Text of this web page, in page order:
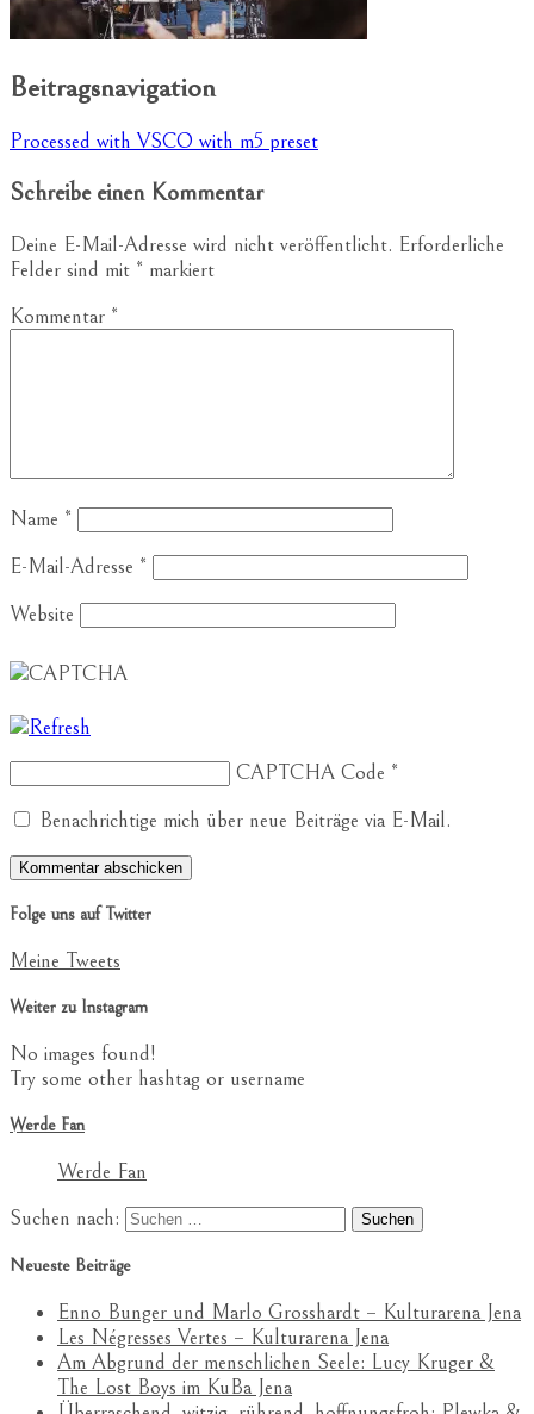
Beitragsnavigation
Processed with VSCO with m5 preset
Schreibe einen Kommentar
Deine E-Mail-Adresse wird nicht veröffentlicht. Erforderliche
Felder sind mit * markiert
Kommentar *
Name *
E-Mail-Adresse *
Website
CAPTCHA Code *
Benachrichtige mich über neue Beiträge via E-Mail.
Folge uns auf Twitter
Meine Tweets
Weiter zu Instagram
No images found!
Try some other hashtag or username
Werde Fan
Werde Fan
Suchen nach:
Neueste Beiträge
Enno Bunger und Marlo Grosshardt – Kulturarena Jena
Les Négresses Vertes – Kulturarena Jena
Am Abgrund der menschlichen Seele: Lucy Kruger &
The Lost Boys im KuBa Jena